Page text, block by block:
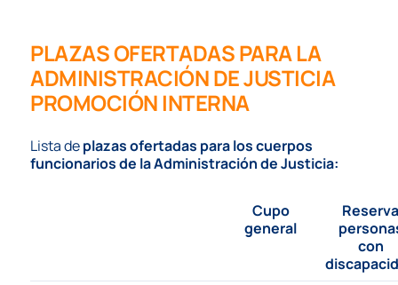
PLAZAS OFERTADAS PARA LA
ADMINISTRACIÓN DE JUSTICIA
PROMOCIÓN INTERNA
Lista deplazas ofertadas para los cuerpos
funcionarios de la Administración de Justicia:
Cupo
general
Reserva
con